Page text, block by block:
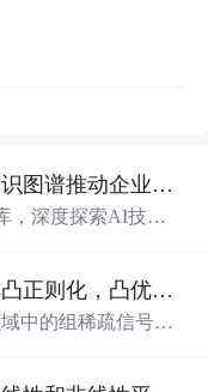
国央企创新负责人如何通过知识图谱推动企业技术创新与外部资源高效对接？.docx
，深度探索AI技术
技创新与产业创新语音增强组稀疏信号去噪：非凸正则化，凸优化研究（Matlab代码实现）
中的组稀疏信号去